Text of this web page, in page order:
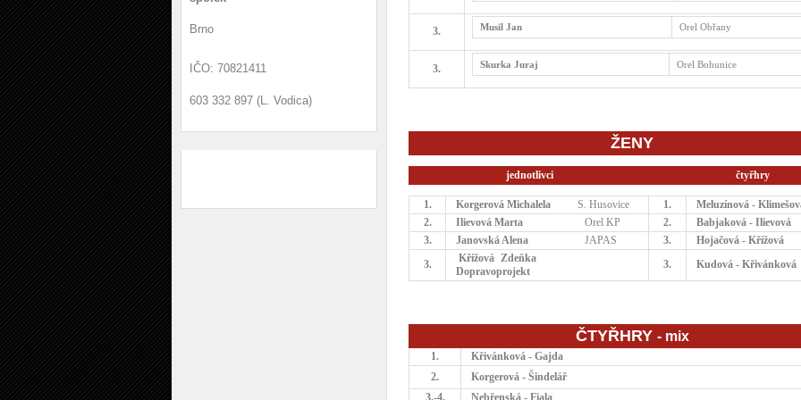
Brno
IČO: 70821411
603 332 897 (L. Vodica)
3. Musil Jan Orel Obřany
3. Skurka Juraj Orel Bohunice
ŽENY
jednotlivci čtyřhry
1. Korgerová Michalela S. Husovice 1.
Meluzínová -
2.
Ilievová Marta Orel KP 2.
Babjaková - Ilievová
3.
Janovská Alena JAPAS 3.
Hojačová - Křížová
3.
Křížová Zdeňka
Dopravoprojekt
3. Kudová - Křivánková
ČTYŘHRY - mix
1.
Křivánková - Gajda
2.
Korgerová - Šindelář